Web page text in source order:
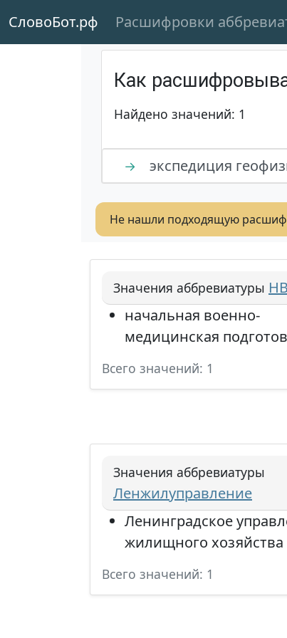
СловоБот.рф Расшифровки
Как
Найдено значений: 1
→ экспедиция
Не нашли подходящую
Значения аббревиатуры
начальная военно-
медицинская
Всего значений: 1
Значения аббревиатуры
Ленжилуправление
Ленинградское
жилищного хозяйства
Всего значений: 1